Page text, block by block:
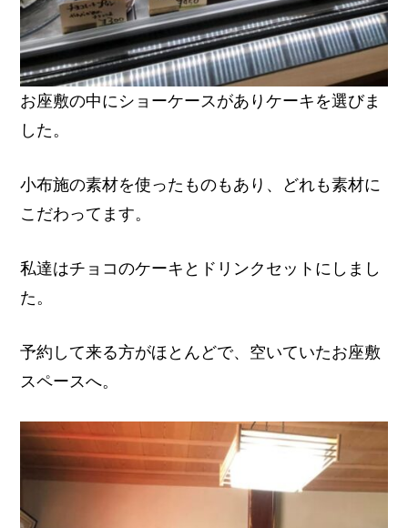
お座敷の中にショーケースがありケーキを選びま
した。
小布施の素材を使ったものもあり、どれも素材に
こだわってます。
私達はチョコのケーキとドリンクセットにしまし
た。
予約して来る方がほとんどで、空いていたお座敷
スペースへ。